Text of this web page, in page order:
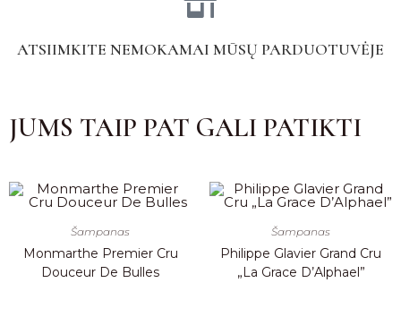
ATSIIMKITE NEMOKAMAI MŪSŲ PARDUOTUVĖJE
JUMS TAIP PAT GALI PATIKTI
Šampanas
Monmarthe Premier Cru
Douceur De Bulles
Šampanas
Philippe Glavier Grand Cru
„La Grace D’Alphael”